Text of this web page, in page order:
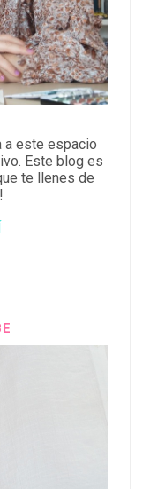
a este espacio
Este blog es
te llenes de